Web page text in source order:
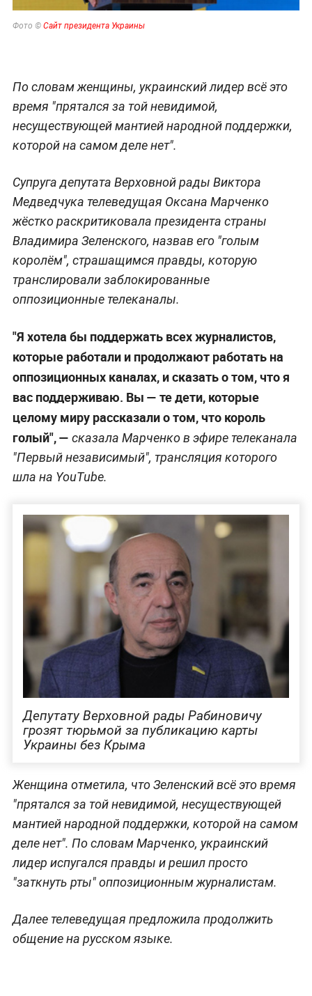
Фото © Сайт президента Украины
По словам женщины, украинский лидер всё это
время "прятался за той невидимой,
несуществующей мантией народной поддержки,
которой на самом деле нет".
Супруга депутата Верховной рады Виктора
Медведчука телеведущая Оксана Марченко
жёстко раскритиковала президента страны
Владимира Зеленского, назвав его "голым
королём", страшащимся правды, которую
транслировали заблокированные
оппозиционные телеканалы.
"Я хотела бы поддержать всех журналистов,
которые работали и продолжают работать на
оппозиционных каналах, и сказать о том, что я
вас поддерживаю. Вы — те дети, которые
целому миру рассказали о том, что король
голый", — сказала Марченко в эфире телеканала
"Первый независимый", трансляция которого
шла на YouTube.
Депутату Верховной рады Рабиновичу
грозят тюрьмой за публикацию карты
Украины без Крыма
Женщина отметила, что Зеленский всё это время
"прятался за той невидимой, несуществующей
мантией народной поддержки, которой на самом
деле нет". По словам Марченко, украинский
лидер испугался правды и решил просто
"заткнуть рты" оппозиционным журналистам.
Далее телеведущая предложила продолжить
общение на русском языке.